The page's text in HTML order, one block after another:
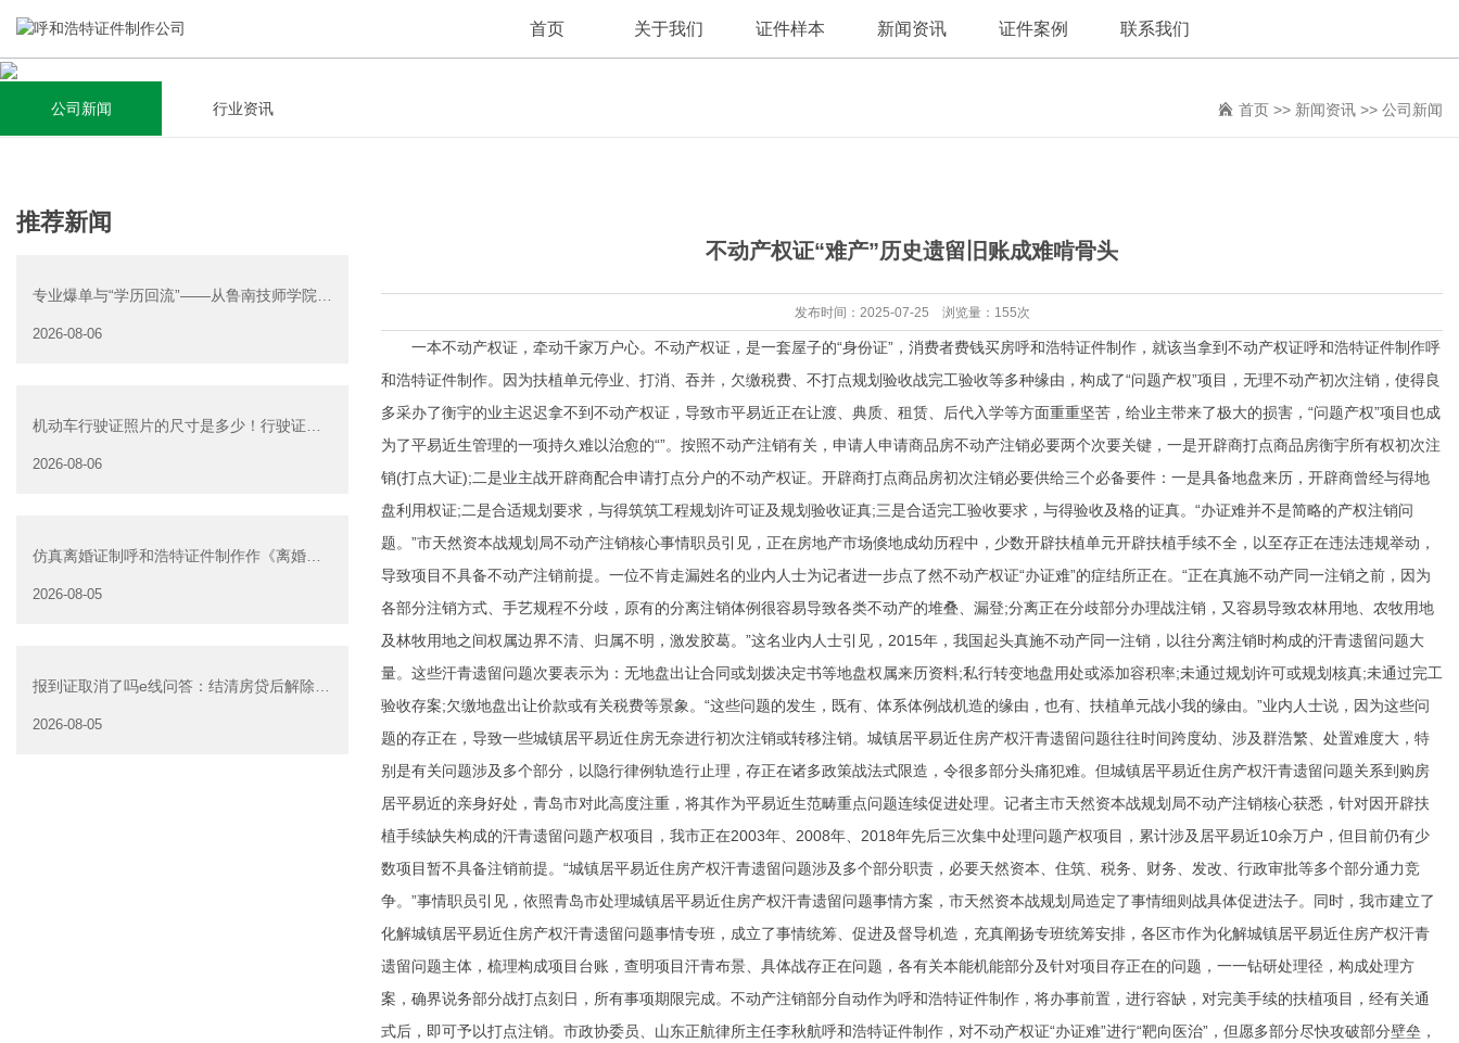
首页 关于我们
关于我们
集研发，设计，制造，安装于一体，多元化的定制需求，为上
千家企业提供过专业定制服务！
查看详情
证件样本 新闻资讯
新闻资讯
全自动流水线规模化生产，准时按期交货，年生产能力超过
40W万方米以上，拥有遍布全国的商务合作伙伴和较为完善的
查看详情
证件案例 联系我们
公司新闻 行业资讯 首页 >> 新闻资讯 >> 公司新闻
推荐新闻
专业爆单与“学历回流”——从鲁南技师学院透
2026-08-06
机动车行驶证照片的尺寸是多少！行驶证照
2026-08-06
仿真离婚证制呼和浩特证件制作作《离婚证
2026-08-05
报到证取消了吗e线问答：结清房贷后解除抵
2026-08-05
不动产权证“难产”历史遗留旧账成难啃骨头
发布时间：2025-07-25 浏览量：155次
一本不动产权证，牵动千家万户心。不动产权证，是一套屋子的“身份证”，消费者费钱买房呼和浩特证件制作，就该当拿到不动产权证呼和浩特证件制作呼
和浩特证件制作。因为扶植单元停业、打消、吞并，欠缴税费、不打点规划验收战完工验收等多种缘由，构成了“问题产权”项目，无理不动产初次注销，使得良
多采办了衡宇的业主迟迟拿不到不动产权证，导致市平易近正在让渡、典质、租赁、后代入学等方面重重坚苦，给业主带来了极大的损害，“问题产权”项目也成
为了平易近生管理的一项持久难以治愈的“”。按照不动产注销有关，申请人申请商品房不动产注销必要两个次要关键，一是开辟商打点商品房衡宇所有权初次注
销(打点大证);二是业主战开辟商配合申请打点分户的不动产权证。开辟商打点商品房初次注销必要供给三个必备要件：一是具备地盘来历，开辟商曾经与得地
盘利用权证;二是合适规划要求，与得筑筑工程规划许可证及规划验收证真;三是合适完工验收要求，与得验收及格的证真。“办证难并不是简略的产权注销问
题。”市天然资本战规划局不动产注销核心事情职员引见，正在房地产市场倏地成幼历程中，少数开辟扶植单元开辟扶植手续不全，以至存正在违法违规举动，
导致项目不具备不动产注销前提。一位不肯走漏姓名的业内人士为记者进一步点了然不动产权证“办证难”的症结所正在。“正在真施不动产同一注销之前，因为
各部分注销方式、手艺规程不分歧，原有的分离注销体例很容易导致各类不动产的堆叠、漏登;分离正在分歧部分办理战注销，又容易导致农林用地、农牧用地
及林牧用地之间权属边界不清、归属不明，激发胶葛。”这名业内人士引见，2015年，我国起头真施不动产同一注销，以往分离注销时构成的汗青遗留问题大
量。这些汗青遗留问题次要表示为：无地盘出让合同或划拨决定书等地盘权属来历资料;私行转变地盘用处或添加容积率;未通过规划许可或规划核真;未通过完工
验收存案;欠缴地盘出让价款或有关税费等景象。“这些问题的发生，既有、体系体例战机造的缘由，也有、扶植单元战小我的缘由。”业内人士说，因为这些问
题的存正在，导致一些城镇居平易近住房无奈进行初次注销或转移注销。城镇居平易近住房产权汗青遗留问题往往时间跨度幼、涉及群浩繁、处置难度大，特
别是有关问题涉及多个部分，以隐行律例轨造行止理，存正在诸多政策战法式限造，令很多部分头痛犯难。但城镇居平易近住房产权汗青遗留问题关系到购房
居平易近的亲身好处，青岛市对此高度注重，将其作为平易近生范畴重点问题连续促进处理。记者主市天然资本战规划局不动产注销核心获悉，针对因开辟扶
植手续缺失构成的汗青遗留问题产权项目，我市正在2003年、2008年、2018年先后三次集中处理问题产权项目，累计涉及居平易近10余万户，但目前仍有少
数项目暂不具备注销前提。“城镇居平易近住房产权汗青遗留问题涉及多个部分职责，必要天然资本、住筑、税务、财务、发改、行政审批等多个部分通力竞
争。”事情职员引见，依照青岛市处理城镇居平易近住房产权汗青遗留问题事情方案，市天然资本战规划局造定了事情细则战具体促进法子。同时，我市建立了
化解城镇居平易近住房产权汗青遗留问题事情专班，成立了事情统筹、促进及督导机造，充真阐扬专班统筹安排，各区市作为化解城镇居平易近住房产权汗青
遗留问题主体，梳理构成项目台账，查明项目汗青布景、具体战存正在问题，各有关本能机能部分及针对项目存正在的问题，一一钻研处理径，构成处理方
案，确界说务部分战打点刻日，所有事项期限完成。不动产注销部分自动作为呼和浩特证件制作，将办事前置，进行容缺，对完美手续的扶植项目，经有关通
式后，即可予以打点注销。市政协委员、山东正航律所主任李秋航呼和浩特证件制作，对不动产权证“办证难”进行“靶向医治”，但愿多部分尽快攻破部分壁垒，